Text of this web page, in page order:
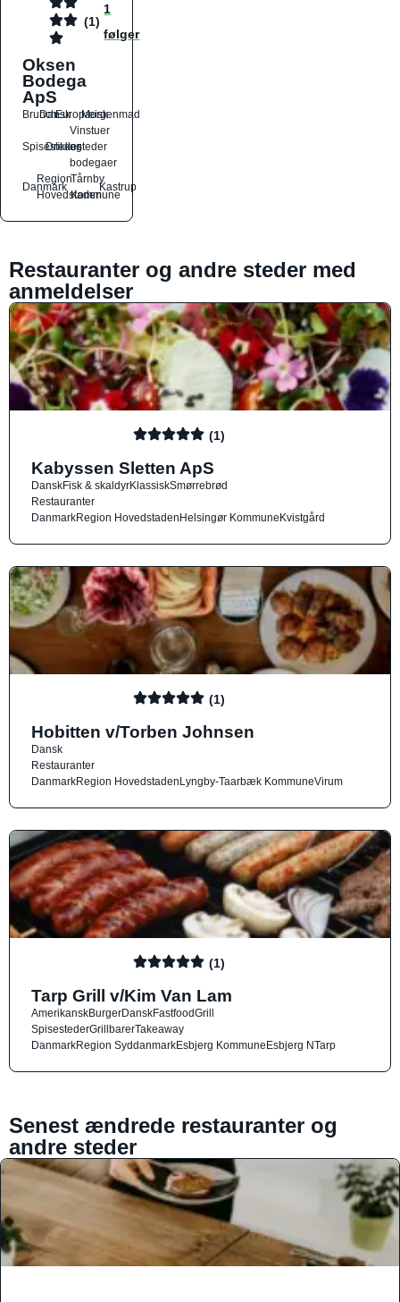
(1)
1
følger
Oksen
Bodega
ApS
Brunch
DanskEuropæiskMorgenmad
Spisesteder
Drikkesteder
Vinstuer
og
bodegaer
Danmark
Region
Hovedstaden
Tårnby
Kommune
Kastrup
Restauranter og andre steder med
anmeldelser
(1)
Kabyssen Sletten ApS
DanskFisk & skaldyrKlassiskSmørrebrød
Restauranter
DanmarkRegion HovedstadenHelsingør KommuneKvistgård
(1)
Hobitten v/Torben Johnsen
Dansk
Restauranter
DanmarkRegion HovedstadenLyngby-Taarbæk KommuneVirum
(1)
Tarp Grill v/Kim Van Lam
AmerikanskBurgerDanskFastfoodGrill
SpisestederGrillbarerTakeaway
DanmarkRegion SyddanmarkEsbjerg KommuneEsbjerg NTarp
Senest ændrede restauranter og
andre steder